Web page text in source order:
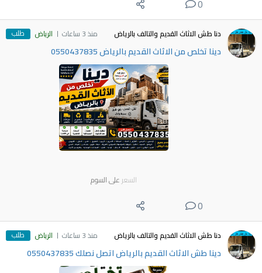
0
دنا طش الاثاث القديم والتالف بالرياض منذ 3 ساعات الرياض طلب
دينا تخلص من الاثاث القديم بالرياض 0550437835
السعر على السوم
0
دنا طش الاثاث القديم والتالف بالرياض منذ 3 ساعات الرياض طلب
دينا طش الاثاث القديم بالرياض اتصل نصلك 0550437835